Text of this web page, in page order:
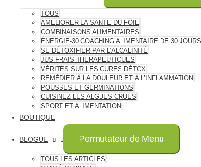
TOUS
AMÉLIORER LA SANTÉ DU FOIE
COMBINAISONS ALIMENTAIRES
ÉNERGIE-30 COACHING ALIMENTAIRE DE 30 JOURS
SE DÉTOXIFIER PAR L’ALCALINITÉ
JUS FRAIS THÉRAPEUTIQUES
VÉRITÉS SUR LES CURES DÉTOX
REMÉDIER À LA DOULEUR ET À L’INFLAMMATION
POUSSES ET GERMINATIONS
CUISINEZ LES ALGUES CRUES
SPORT ET ALIMENTATION
BOUTIQUE
BLOGUE Permutateur de Menu
TOUS LES ARTICLES